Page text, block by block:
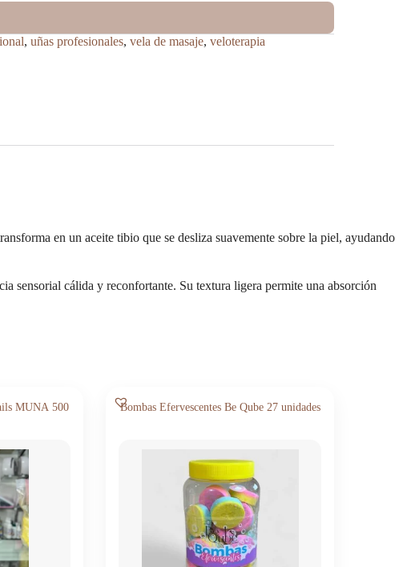
, uñas profesionales, vela de masaje, veloterapia
en un aceite tibio que se desliza suavemente sobre la piel, ayudando
sensorial cálida y reconfortante. Su textura ligera permite una absorción
MUNA 500
Bombas Efervescentes Be Qube 27 unidades